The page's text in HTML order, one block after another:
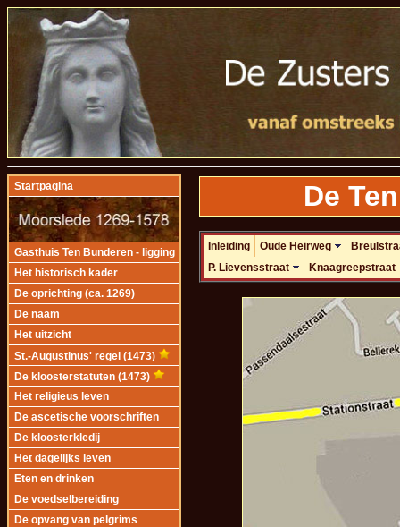
Startpagina
Gasthuis Ten Bunderen - ligging
Het historisch kader
De oprichting (ca. 1269)
De naam
Het uitzicht
St.-Augustinus' regel (1473)
De kloosterstatuten (1473)
Het religieus leven
De ascetische voorschriften
De kloosterkledij
Het dagelijks leven
Eten en drinken
De voedselbereiding
De opvang van pelgrims
De
Inleiding Oude Heirweg
P. Lievensstraat
Knaagreepstraat